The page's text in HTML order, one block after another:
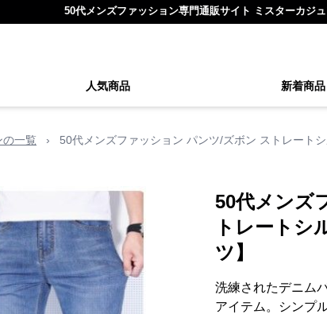
50代メンズファッション専門通販サイト ミスターカジ
人気商品 新着商品
の一覧 › 50代メンズファッション パンツ/ズボン ストレート
50代メンズ
トレート
ツ】
洗練されたデニム
アイテム。シンプ